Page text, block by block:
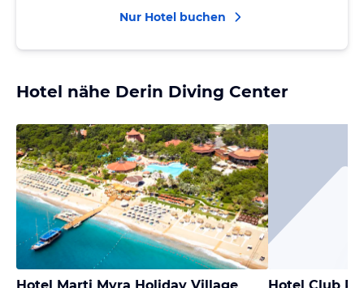
Nur Hotel buchen
Hotel nähe Derin Diving Center